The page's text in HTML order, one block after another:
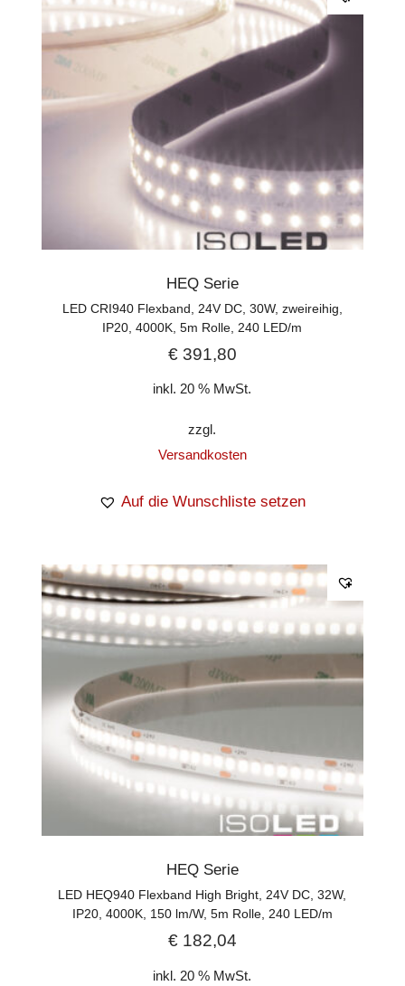
HEQ Serie
LED CRI940 Flexband, 24V DC, 30W, zweireihig,
IP20, 4000K, 5m Rolle, 240 LED/m
€391,80
inkl. 20 % MwSt.
zzgl.
Versandkosten
Auf die Wunschliste setzen
HEQ Serie
LED HEQ940 Flexband High Bright, 24V DC, 32W,
IP20, 4000K, 150 lm/W, 5m Rolle, 240 LED/m
€182,04
inkl. 20 % MwSt.